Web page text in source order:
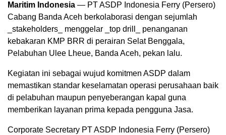
Maritim Indonesia — PT ASDP Indonesia Ferry (Persero)
Cabang Banda Aceh berkolaborasi dengan sejumlah
_stakeholders_ menggelar _top drill_ penanganan
kebakaran KMP BRR di perairan Selat Benggala,
Pelabuhan Ulee Lheue, Banda Aceh, pekan lalu.
Kegiatan ini sebagai wujud komitmen ASDP dalam
memastikan standar keselamatan operasi perusahaan baik
di pelabuhan maupun penyeberangan kapal guna
memberikan layanan prima kepada pengguna Jasa.
Corporate Secretary PT ASDP Indonesia Ferry (Persero)